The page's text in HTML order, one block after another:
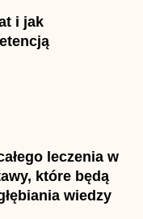
i jak
leczenia w
które będą
wiedzy